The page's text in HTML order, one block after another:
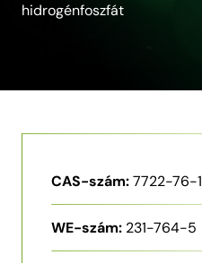
hidrogénfoszfát
CAS-szám:7722-76-1
WE-szám: 231-764-5